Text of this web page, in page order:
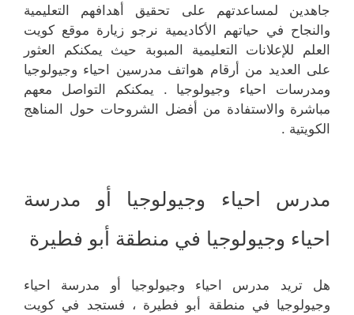
جاهدين لمساعدتهم على تحقيق أهدافهم التعليمية
والنجاح في حياتهم الأكاديمية نرجو زيارة موقع كويت
العلم للإعلانات التعليمية المبوبة حيث يمكنكم العثور
على العديد من أرقام هواتف مدرسين احياء وجيولوجيا
ومدرسات احياء وجيولوجيا . يمكنكم التواصل معهم
مباشرة والاستفادة من أفضل الشروحات حول المناهج
الكويتية .
مدرس احياء وجيولوجيا أو مدرسة
احياء وجيولوجيا في منطقة أبو فطيرة
هل تريد مدرس احياء وجيولوجيا أو مدرسة احياء
وجيولوجيا في منطقة أبو فطيرة ، فستجد في كويت